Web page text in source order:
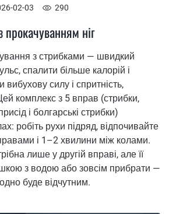
02-03 290
прокачуванням ніг
з стрибками — швидкий
спалити більше калорій і
вибухову силу і спритність,
комплекс з 5 вправ (стрибки,
і болгарські стрибки)
робіть рухи підряд, відпочивайте
і 1–2 хвилини між колами.
лише у другій вправі, але її
з водою або зовсім прибрати —
буде відчутним.